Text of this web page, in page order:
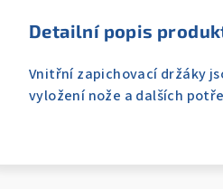
Detailní popis
Vnitřní zapichovací držáky
vyložení nože a dalších